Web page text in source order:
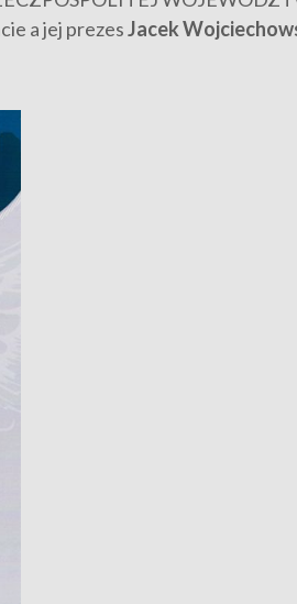
a jej prezesJacek